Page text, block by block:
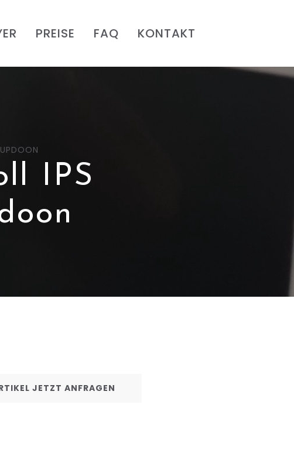
PREISE FAQ KONTAKT
IPS
JETZT ANFRAGEN